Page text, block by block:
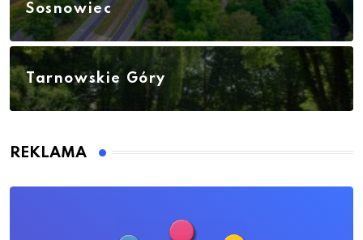
Sosnowiec
Tarnowskie Góry
REKLAMA